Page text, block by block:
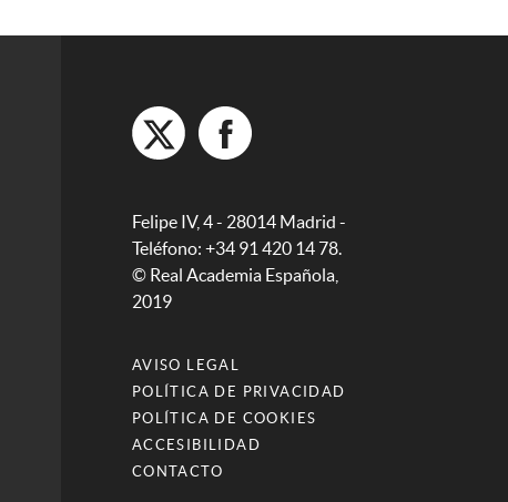
Felipe IV, 4 - 28014 Madrid -
Teléfono: +34 91 420 14 78.
© Real Academia Española,
2019
AVISO LEGAL
POLÍTICA DE PRIVACIDAD
POLÍTICA DE COOKIES
ACCESIBILIDAD
CONTACTO